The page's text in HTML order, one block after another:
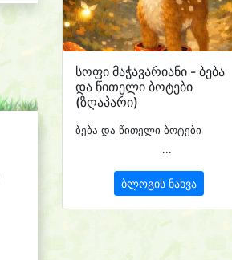
სოფი მაჭავარიანი - ბება
და წითელი ბოტები
(ზღაპარი)
ბება და წითელი ბოტები
...
ბლოგის ნახვა